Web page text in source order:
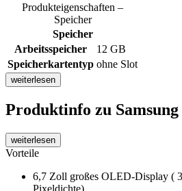
Produkteigenschaften –
Speicher
Speicher
Arbeitsspeicher
12 GB
Speicherkartentyp ohne Slot
weiterlesen
Produktinfo zu
weiterlesen
Vorteile
6,7 Zoll großes OLED-Display (